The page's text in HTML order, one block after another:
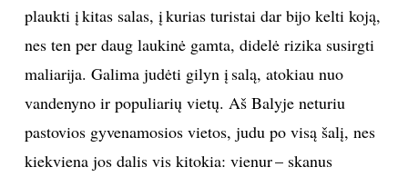
plaukti į kitas salas, į kurias turistai dar bijo kelti koją,
nes ten per daug laukinė gamta, didelė rizika susirgti
maliarija. Galima judėti gilyn į salą, atokiau nuo
vandenyno ir populiarių vietų. Aš Balyje neturiu
pastovios gyvenamosios vietos, judu po visą šalį, nes
kiekviena jos dalis vis kitokia: vienur – skanus